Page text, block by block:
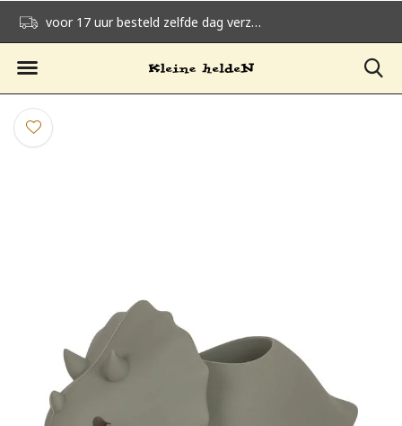
voor 17 uur besteld zelfde dag verzonden